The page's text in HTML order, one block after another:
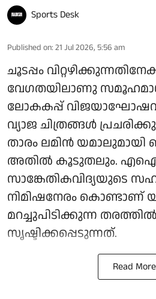
Sports Desk
Published on: 21 Jul 2026, 5:56 am
ചൂടപ്പം
വേഗതയിലാണു
ലോകകപ്പ്
വ്യാജ ചിത്രങ്ങൾ
താരം ലമിൻ യമാലുമായി
അതിൽ കൂടുതലും.
സാങ്കേതികവിദ്യയുടെ
നിമിഷനേരം കൊണ്ടാണ്
മറച്ചുപിടിക്കുന്ന
സൃഷ്ടിക്കപ്പെടുന്നത്.
Read More